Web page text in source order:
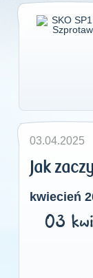
03.04.2025
Jak
kwiecień
03